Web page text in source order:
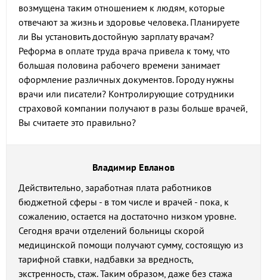
возмущена таким отношением к людям, которые
отвечают за жизнь и здоровье человека. Планируете
ли Вы установить достойную зарплату врачам?
Реформа в оплате труда врача привела к тому, что
большая половина рабочего времени занимает
оформление различных документов. Городу нужны
врачи или писатели? Контролирующие сотрудники
страховой компании получают в разы больше врачей,
Вы считаете это правильно?
Владимир Евланов
Действительно, заработная плата работников
бюджетной сферы - в том числе и врачей - пока, к
сожалению, остается на достаточно низком уровне.
Сегодня врачи отделений больницы скорой
медицинской помощи получают сумму, состоящую из
тарифной ставки, надбавки за вредность,
экстренность, стаж. Таким образом, даже без стажа